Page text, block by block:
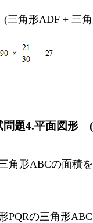
三角形ADF + 三
問題4.平面図形
形ABCの面積を
の三角形ABC